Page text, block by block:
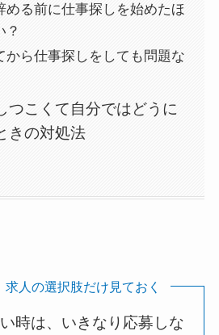
める前に仕事探しを始めたほ
？
から仕事探しをしても問題な
つこくて自分ではどうに
きの対処法
求人の選択肢だけ見ておく
時は、いきなり応募しな